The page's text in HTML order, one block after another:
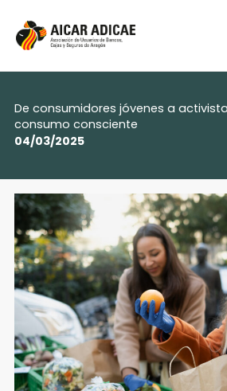
contenido
De consumidores jóvenes a
consumo consciente
04/03/2025